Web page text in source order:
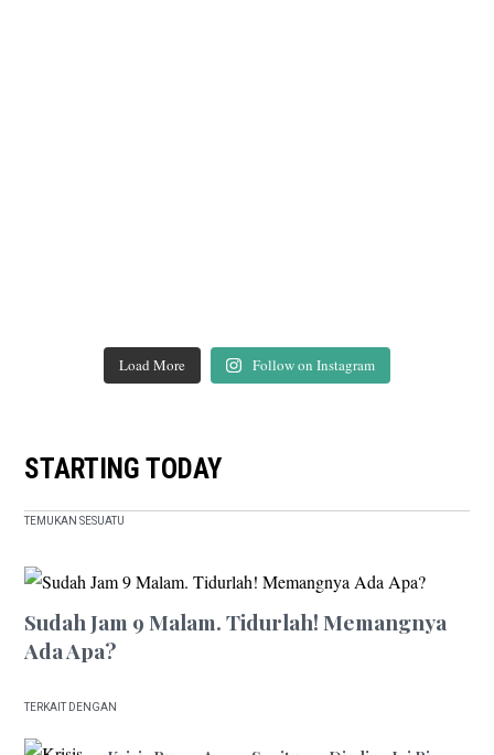
Load More Follow on Instagram
STARTING TODAY
TEMUKAN SESUATU
Sudah Jam 9 Malam. Tidurlah! Memangnya
Ada Apa?
TERKAIT DENGAN